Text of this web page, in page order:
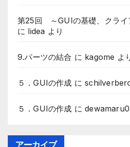
第25回 ～GUIの基礎、クライ
に lidea より
9.パーツの結合 に kagome よ
５．GUIの作成 に
５．GUIの作成 にdewamaru0